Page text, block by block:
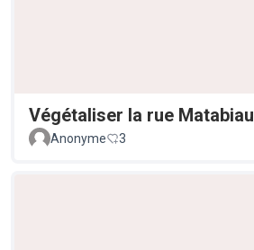
Végétaliser la rue Matabiau
Anonyme
3